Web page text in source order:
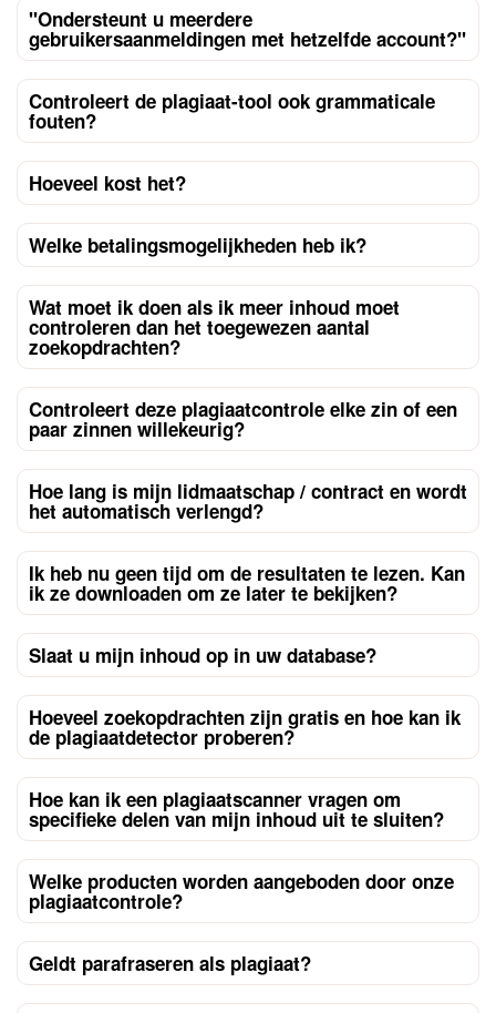
"Ondersteunt u meerdere
gebruikersaanmeldingen met hetzelfde account?"
Controleert de plagiaat-tool ook grammaticale
fouten?
Hoeveel kost het?
Welke betalingsmogelijkheden heb ik?
Wat moet ik doen als ik meer inhoud moet
controleren dan het toegewezen aantal
zoekopdrachten?
Controleert deze plagiaatcontrole elke zin of een
paar zinnen willekeurig?
Hoe lang is mijn lidmaatschap / contract en wordt
het automatisch verlengd?
Ik heb nu geen tijd om de resultaten te lezen. Kan
ik ze downloaden om ze later te bekijken?
Slaat u mijn inhoud op in uw database?
Hoeveel zoekopdrachten zijn gratis en hoe kan ik
de plagiaatdetector proberen?
Hoe kan ik een plagiaatscanner vragen om
specifieke delen van mijn inhoud uit te sluiten?
Welke producten worden aangeboden door onze
plagiaatcontrole?
Geldt parafraseren als plagiaat?